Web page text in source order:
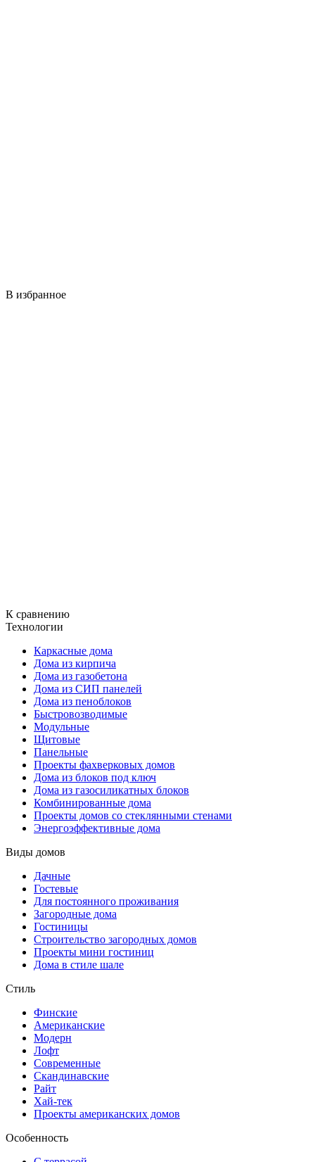
В избранное
К сравнению
Технологии
Каркасные дома
Дома из кирпича
Дома из газобетона
Дома из СИП панелей
Дома из пеноблоков
Быстровозводимые
Модульные
Щитовые
Панельные
Проекты фахверковых домов
Дома из блоков под ключ
Дома из газосиликатных блоков
Комбинированные дома
Проекты домов со стеклянными стенами
Энергоэффективные дома
Виды домов
Дачные
Гостевые
Для постоянного проживания
Загородные дома
Гостиницы
Строительство загородных домов
Проекты мини гостиниц
Дома в стиле шале
Стиль
Финские
Американские
Модерн
Лофт
Современные
Скандинавские
Райт
Хай-тек
Проекты американских домов
Особенность